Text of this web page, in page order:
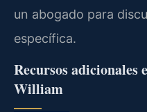
un abogado para
específica.
Recursos adicionales
William